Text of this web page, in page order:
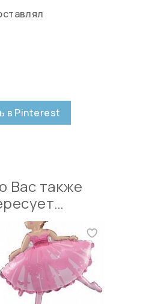
в Pinterest
Вас также